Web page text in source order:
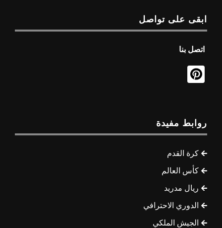
ابقى على تواصل
اتصل بنا
روابط مفيدة
كرة القدم
كأس العالم
ريال مدريد
الدوري الاحترافي
الجيش الملكي